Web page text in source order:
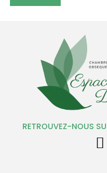
RETROUVEZ-NOUS